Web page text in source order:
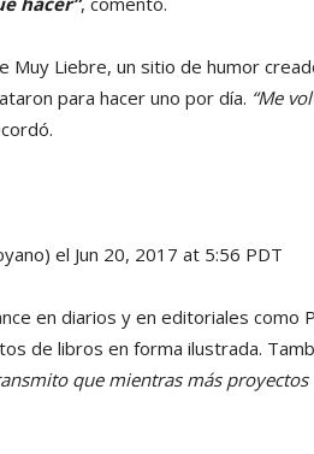
Muy Liebre, un sitio de humor
para hacer uno por día. “Me
el Jun 20, 2017 at 5:56 PDT
en diarios y en editoriales como
de libros en forma ilustrada.
que mientras más proyectos